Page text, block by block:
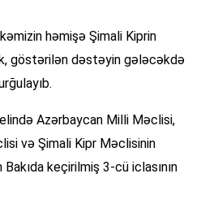
həmişə Şimali Kiprin
göstərilən dəstəyin gələcəkdə
Azərbaycan Milli Məclisi,
və Şimali Kipr Məclisinin
keçirilmiş 3-cü iclasının